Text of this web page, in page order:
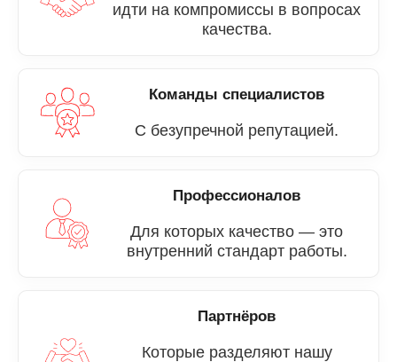
идти на компромиссы в вопросах
качества.
Команды специалистов
С безупречной репутацией.
Профессионалов
Для которых качество — это
внутренний стандарт работы.
Партнёров
Которые разделяют нашу